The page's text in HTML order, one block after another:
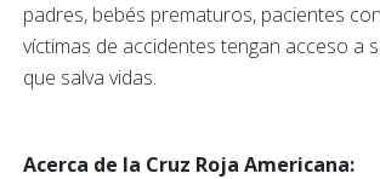
padres, bebés prematuros, pacientes
víctimas de accidentes tengan acceso a
que salva vidas.
Acerca de la Cruz Roja Americana: